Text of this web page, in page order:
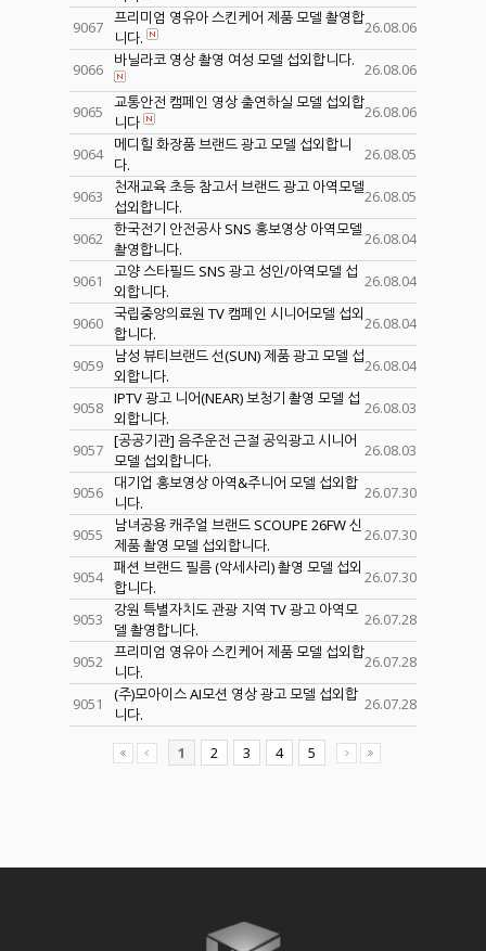
9067 프리미엄 영유아 스킨케어 제품 모델 촬영합
니다.
26.08.06
9066 바닐라코 영상 촬영 여성 모델 섭외합니다. 26.08.06
9065
교통안전 캠페인 영상 출연하실 모델 섭외합
니다
26.08.06
9064
메디힐 화장품 브랜드 광고 모델 섭외합니
다.
26.08.05
9063
천재교육 초등 참고서 브랜드 광고 아역모델
섭외합니다.
26.08.05
9062 한국전기 안전공사 SNS 홍보영상 아역모델
촬영합니다.
26.08.04
9061
고양 스타필드 SNS 광고 성인/아역모델 섭
외합니다.
26.08.04
9060 국립중앙의료원 TV 캠페인 시니어모델 섭외
합니다.
26.08.04
9059
남성 뷰티브랜드 선(SUN) 제품 광고 모델 섭
외합니다.
26.08.04
9058 IPTV 광고 니어(NEAR) 보청기 촬영 모델 섭
외합니다.
26.08.03
9057 [공공기관] 음주운전 근절 공익광고 시니어
모델 섭외합니다.
26.08.03
9056
대기업 홍보영상 아역&주니어 모델 섭외합
니다.
26.07.30
9055
남녀공용 캐주얼 브랜드 SCOUPE 26FW 신
제품 촬영 모델 섭외합니다.
26.07.30
9054 패션 브랜드 필름 (악세사리) 촬영 모델 섭외
합니다.
26.07.30
9053
강원 특별자치도 관광 지역 TV 광고 아역모
델 촬영합니다.
26.07.28
9052 프리미엄 영유아 스킨케어 제품 모델 섭외합
니다.
26.07.28
9051
(주)모아이스 AI모션 영상 광고 모델 섭외합
니다.
26.07.28
1 2 3 4 5